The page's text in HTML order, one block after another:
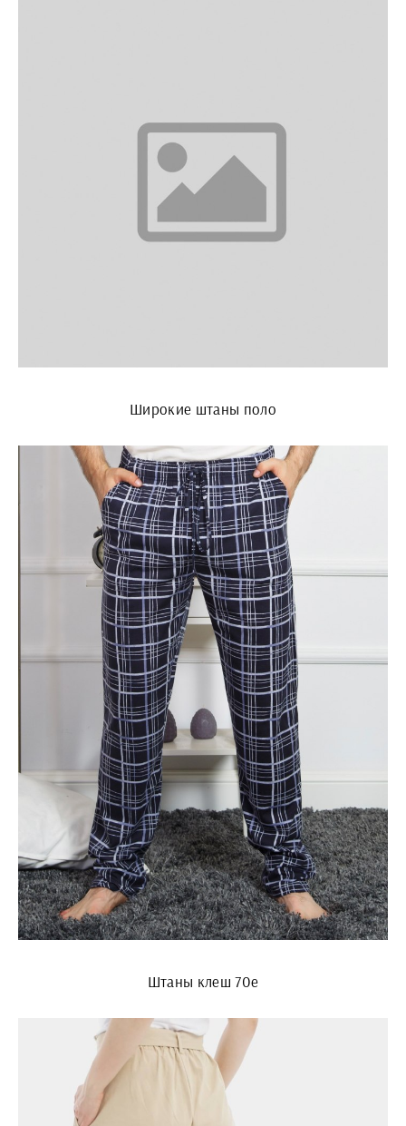
Широкие штаны поло
Штаны клеш 70е